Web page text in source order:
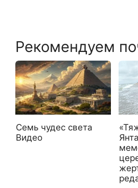
Рекомендуем
Семь чудес света
Видео